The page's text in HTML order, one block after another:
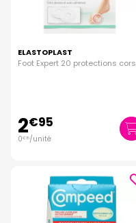
ELASTOPLAST
Foot Expert 20 protections cors
2€95
0€ 15/unité